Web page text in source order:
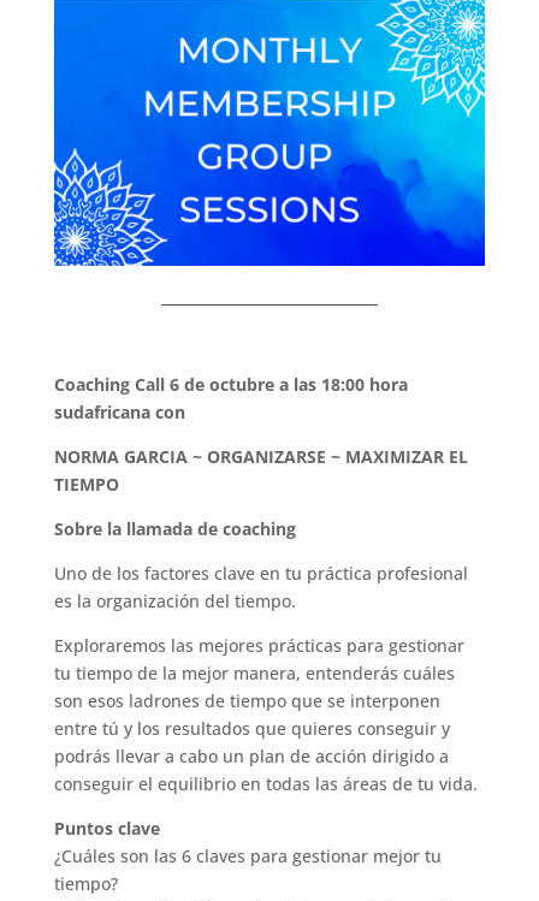
Coaching Call 6 de octubre a las 18:00 hora
sudafricana con
NORMA GARCIA ~ ORGANIZARSE ~ MAXIMIZAR EL
TIEMPO
Sobre la llamada de coaching
Uno de los factores clave en tu práctica profesional
es la organización del tiempo.
Exploraremos las mejores prácticas para gestionar
tu tiempo de la mejor manera, entenderás cuáles
son esos ladrones de tiempo que se interponen
entre tú y los resultados que quieres conseguir y
podrás llevar a cabo un plan de acción dirigido a
conseguir el equilibrio en todas las áreas de tu vida.
Puntos clave
¿Cuáles son las 6 claves para gestionar mejor tu
tiempo?